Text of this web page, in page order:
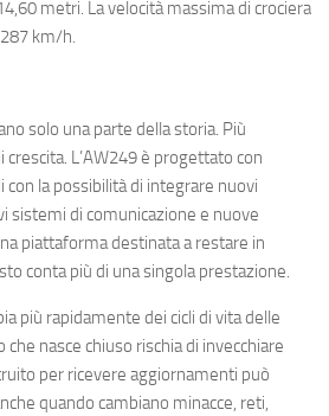
metri. La velocità massima di crociera
km/h.
solo una parte della storia. Più
L’AW249 è progettato con
la possibilità di integrare nuovi
sistemi di comunicazione e nuove
piattaforma destinata a restare in
conta più di una singola prestazione.
più rapidamente dei cicli di vita delle
nasce chiuso rischia di invecchiare
per ricevere aggiornamenti può
quando cambiano minacce, reti,